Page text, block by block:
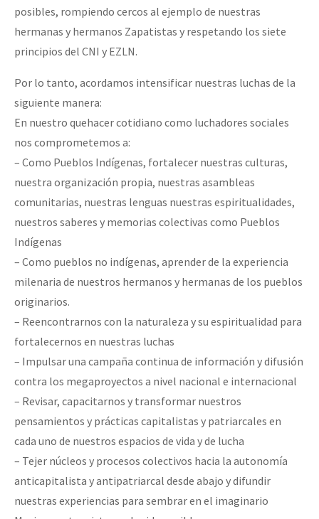
posibles, rompiendo cercos al ejemplo de nuestras
hermanas y hermanos Zapatistas y respetando los siete
principios del CNI y EZLN.
Por lo tanto, acordamos intensificar nuestras luchas de la
siguiente manera:
En nuestro quehacer cotidiano como luchadores sociales
nos comprometemos a:
– Como Pueblos Indígenas, fortalecer nuestras culturas,
nuestra organización propia, nuestras asambleas
comunitarias, nuestras lenguas nuestras espiritualidades,
nuestros saberes y memorias colectivas como Pueblos
Indígenas
– Como pueblos no indígenas, aprender de la experiencia
milenaria de nuestros hermanos y hermanas de los pueblos
originarios.
– Reencontrarnos con la naturaleza y su espiritualidad para
fortalecernos en nuestras luchas
– Impulsar una campaña continua de información y difusión
contra los megaproyectos a nivel nacional e internacional
– Revisar, capacitarnos y transformar nuestros
pensamientos y prácticas capitalistas y patriarcales en
cada uno de nuestros espacios de vida y de lucha
– Tejer núcleos y procesos colectivos hacia la autonomía
anticapitalista y antipatriarcal desde abajo y difundir
nuestras experiencias para sembrar en el imaginario